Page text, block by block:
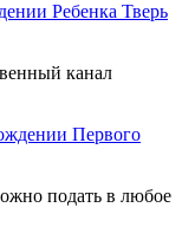
Ребенка Тверь
канал
Первого
подать в любое